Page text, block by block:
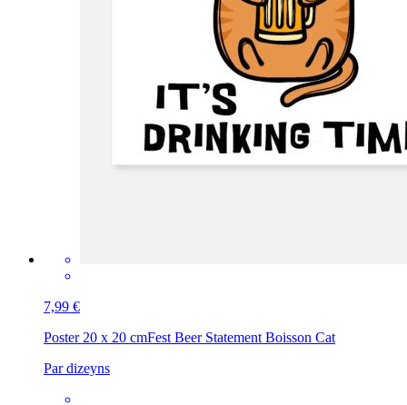
7,99 €
Poster 20 x 20 cmFest Beer Statement Boisson Cat
Par dizeyns